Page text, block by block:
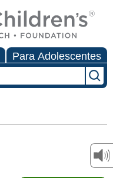
Para Adolescentes